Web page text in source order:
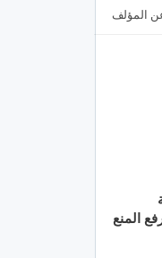
المؤلف
المنع